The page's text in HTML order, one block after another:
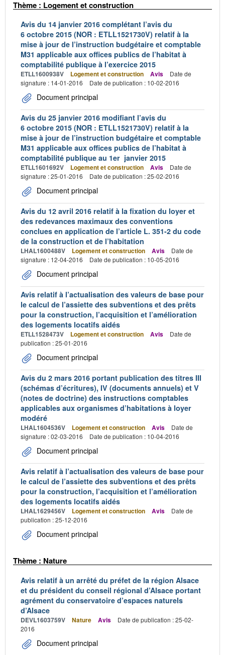
Thème : Logement et construction
Avis du 14 janvier 2016 complétant l’avis du
6 octobre 2015 (NOR : ETLL1521730V) relatif à la
mise à jour de l’instruction budgétaire et comptable
M31 applicable aux offices publics de l’habitat à
comptabilité publique à l’exercice 2015
ETLL1600938V Logement et construction Avis
Date de
signature : 14-01-2016
Date de publication : 10-02-2016
Document principal
Avis du 25 janvier 2016 modifiant l’avis du
6 octobre 2015 (NOR : ETLL1521730V) relatif à la
mise à jour de l’instruction budgétaire et comptable
M31 applicable aux offices publics de l’habitat à
comptabilité publique au 1er janvier 2015
ETLL1601692V Logement et construction Avis
Date de
signature : 25-01-2016
Date de publication : 25-02-2016
Document principal
Avis du 12 avril 2016 relatif à la fixation du loyer et
des redevances maximaux des conventions
conclues en application de l’article L. 351-2 du code
de la construction et de l’habitation
LHAL1600488V Logement et construction Avis
Date de
signature : 12-04-2016
Date de publication : 10-05-2016
Document principal
Avis relatif à l’actualisation des valeurs de base pour
le calcul de l’assiette des subventions et des prêts
pour la construction, l’acquisition et l’amélioration
des logements locatifs aidés
ETLL1528473V Logement et construction Avis
Date de
publication : 25-01-2016
Document principal
Avis du 2 mars 2016 portant publication des titres III
(schémas d’écritures), IV (documents annuels) et V
(notes de doctrine) des instructions comptables
applicables aux organismes d’habitations à loyer
modéré
LHAL1604536V Logement et construction Avis
Date de
signature : 02-03-2016
Date de publication : 10-04-2016
Document principal
Avis relatif à l’actualisation des valeurs de base pour
le calcul de l’assiette des subventions et des prêts
pour la construction, l’acquisition et l’amélioration
des logements locatifs aidés
LHAL1629456V Logement et construction Avis
Date de
publication : 25-12-2016
Document principal
Thème : Nature
Avis relatif à un arrêté du préfet de la région Alsace
et du président du conseil régional d’Alsace portant
agrément du conservatoire d’espaces naturels
d’Alsace
DEVL1603759V Nature Avis
Date de publication : 25-02-
2016
Document principal